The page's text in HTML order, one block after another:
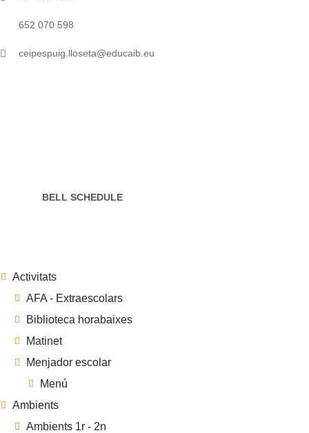
652 070 598
ceipespuig.lloseta@educaib.eu
BELL SCHEDULE
Activitats
AFA - Extraescolars
Biblioteca horabaixes
Matinet
Menjador escolar
Menú
Ambients
Ambients 1r - 2n